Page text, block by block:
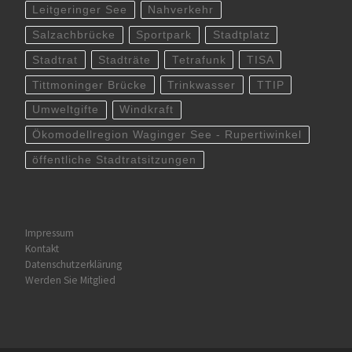
Leitgeringer See Nahverkehr
Salzachbrücke Sportpark Stadtplatz
Stadtrat Stadträte Tetrafunk TISA
Tittmoninger Brücke Trinkwasser TTIP
Umweltgifte Windkraft
Ökomodellregion Waginger See - Rupertiwinkel
öffentliche Stadtratsitzungen
Impressum
Kontakt
Datenschutzerklärung
Werden Sie Mitglied